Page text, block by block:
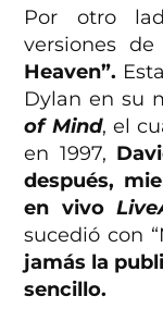
Por otro
versiones
Heaven”.
Dylan en su
of Mind, el
en 1997,
después,
en vivo
sucedió con
jamás la
sencillo.